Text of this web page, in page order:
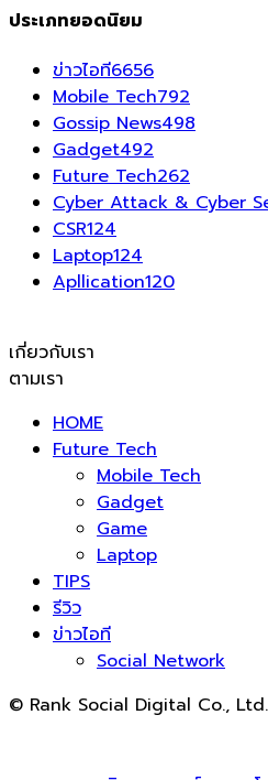
ประเภทยอดนิยม
ข่าวไอที6656
Mobile Tech792
Gossip News498
Gadget492
Future Tech262
Cyber Attack & Cyber
CSR124
Laptop124
Apllication120
เกี่ยวกับเรา
ตามเรา
HOME
Future Tech
Mobile Tech
Gadget
Game
Laptop
TIPS
รีวิว
ข่าวไอที
Social Network
© Rank Social Digital Co.,